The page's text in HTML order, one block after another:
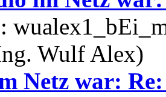
:
Wulf Alex)
Netz war: